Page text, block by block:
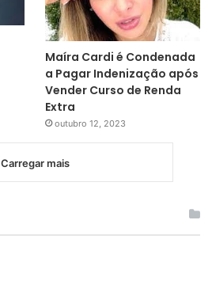
Maíra Cardi é Condenada
a Pagar Indenização após
Vender Curso de Renda
Extra
outubro 12, 2023
Carregar mais